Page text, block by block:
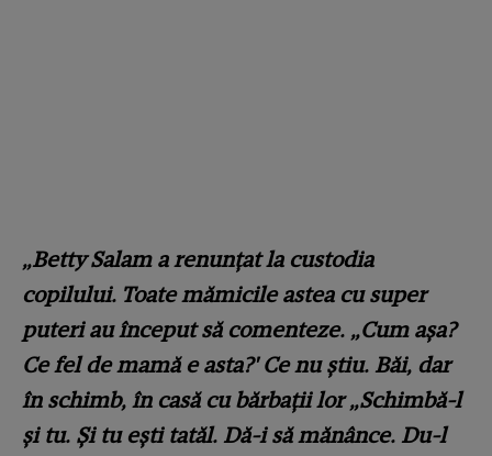
„Betty Salam a renunțat la custodia
copilului. Toate mămicile astea cu super
puteri au început să comenteze. „Cum așa?
Ce fel de mamă e asta?' Ce nu știu. Băi, dar
în schimb, în casă cu bărbații lor „Schimbă-l
și tu. Și tu ești tatăl. Dă-i să mănânce. Du-l